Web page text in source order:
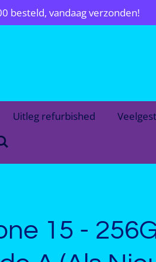
besteld, vandaag verzonden!
Uitleg refurbished
15 -